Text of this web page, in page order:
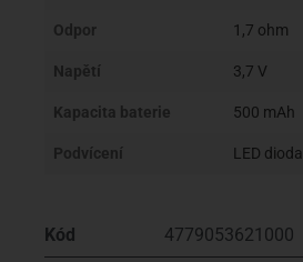
Odpor 1,7 ohm
Napětí 3,7 V
Kapacita baterie 500 mAh
Podvícení LED dioda
Kód 4779053621000